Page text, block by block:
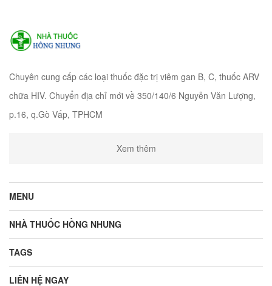
Chuyên cung cấp các loại thuốc đặc trị viêm gan B, C, thuốc ARV
chữa HIV. Chuyển địa chỉ mới về 350/140/6 Nguyễn Văn Lượng,
p.16, q.Gò Vấp, TPHCM
Xem thêm
MENU
NHÀ THUỐC HỒNG NHUNG
TAGS
LIÊN HỆ NGAY